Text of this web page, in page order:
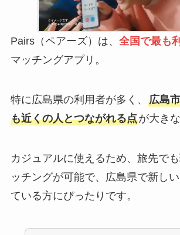
Pairs（ペアーズ）は、 全国で最も
マッチングアプリ。
特に広島県の利用者が多く、 広島
も近くの人とつながれる点が大き
カジュアルに使えるため、旅先で
ッチングが可能で、広島県で新し
ている方にぴったりです。